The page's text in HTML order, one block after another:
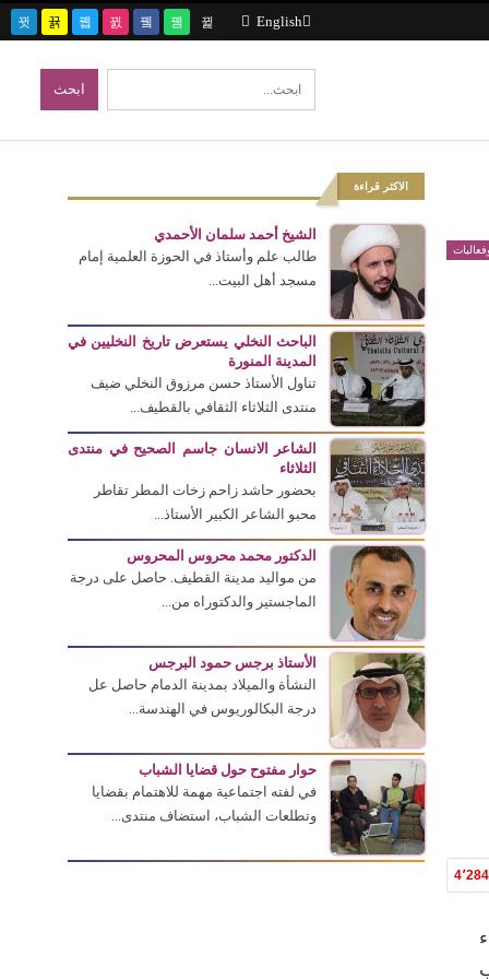
English
4٬284
الاكثر قراءة
الشيخ أحمد سلمان الأحمدي
طالب علم وأستاذ في الحوزة العلمية إمام
مسجد أهل البيت...
الباحث النخلي يستعرض تاريخ النخليين في
المدينة المنورة
تناول الأستاذ حسن مرزوق النخلي ضيف
منتدى الثلاثاء الثقافي بالقطيف...
الشاعر الانسان جاسم الصحيح في منتدى
الثلاثاء
بحضور حاشد زاحم زخات المطر تقاطر
محبو الشاعر الكبير الأستاذ...
الدكتور محمد محروس المحروس
من مواليد مدينة القطيف. حاصل على درجة
الماجستير والدكتوراه من...
الأستاذ برجس حمود البرجس
النشأة والميلاد بمدينة الدمام حاصل عل
درجة البكالوريوس في الهندسة...
حوار مفتوح حول قضايا الشباب
في لفته اجتماعية مهمة للاهتمام بقضايا
وتطلعات الشباب، استضاف منتدى...